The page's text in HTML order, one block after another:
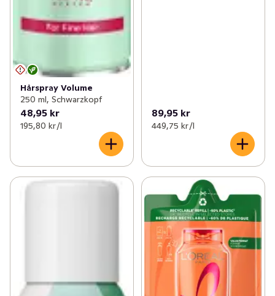
Hårspray Volume
250 ml, Schwarzkopf
48,95 kr
195,80 kr /l
89,95 kr
449,75 kr /l